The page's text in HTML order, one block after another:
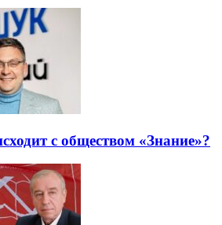
с обществом «Знание»?